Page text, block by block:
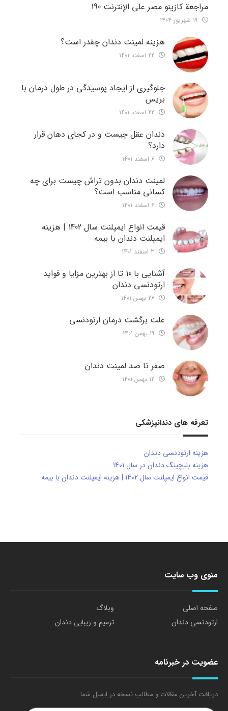
مراجعة كازينو مصر على الإنترنت 190
هزینه لمینت دندان چقدر است؟
جلوگیری از ایجاد پوسیدگی در طول درمان با
بریس
دندان عقل چیست و در کجای دهان قرار
دارد؟
لمینت دندان بدون تراش چیست برای چه
کسانی مناسب است؟
قیمت انواع ایمپلنت سال 1402 | هزینه
ایمپلنت دندان با بیمه
آشنایی با 10 تا از بهترین مزایا و فواید
ارتودنسی دندان
علت برگشت درمان ارتودنسی
صفر تا صد لمینت دندان
تعرفه های دندانپزشکی
هزینه ارتودنسی دندان
هزینه بلیچینگ دندان در سال 1401
قیمت انواع ایمپلنت سال 1402 | هزینه ایمپلنت دندان با بیمه
منوی وب سایت
صفحه اصلی
وبلاگ
ارتودنسی دندان
ترمیم و زیبایی دندان
عضویت در خبرنامه
دریافت آخرین مقالات و مطالب نسخه در ایمیل شما